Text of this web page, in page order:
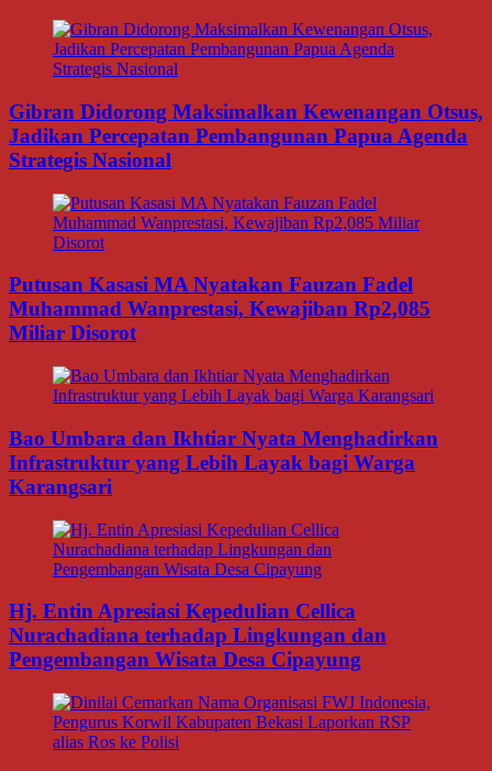
Gibran Didorong Maksimalkan Kewenangan Otsus,
Jadikan Percepatan Pembangunan Papua Agenda
Strategis Nasional
Putusan Kasasi MA Nyatakan Fauzan Fadel
Muhammad Wanprestasi, Kewajiban Rp2,085
Miliar Disorot
Bao Umbara dan Ikhtiar Nyata Menghadirkan
Infrastruktur yang Lebih Layak bagi Warga
Karangsari
Hj. Entin Apresiasi Kepedulian Cellica
Nurachadiana terhadap Lingkungan dan
Pengembangan Wisata Desa Cipayung